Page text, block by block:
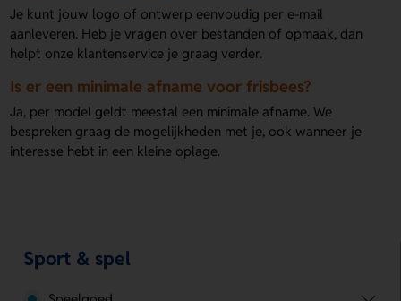
Je kunt jouw logo of ontwerp eenvoudig per e-mail
aanleveren. Heb je vragen over bestanden of opmaak, dan
helpt onze klantenservice je graag verder.
Is er een minimale afname voor frisbees?
Ja, per model geldt meestal een minimale afname. We
bespreken graag de mogelijkheden met je, ook wanneer je
interesse hebt in een kleine oplage.
Sport & spel